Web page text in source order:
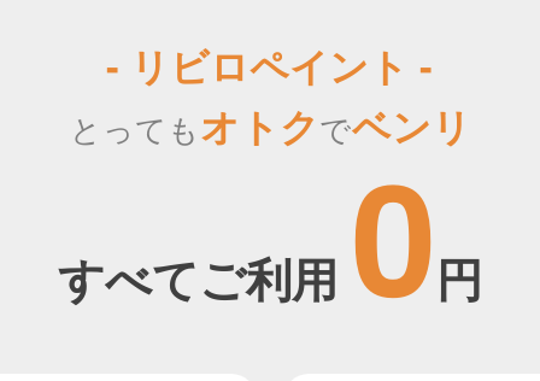
- リビロペイント -
とってもオトクでベンリ
すべてご利用 0円